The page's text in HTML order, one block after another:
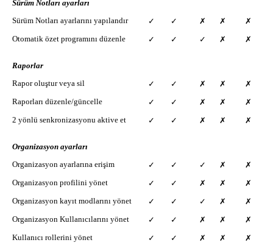
Sürüm Notları ayarları
Sürüm Notları ayarlarını yapılandır ✓ ✓ ✗ ✗ ✗
Otomatik özet programını düzenle ✓ ✓ ✓ ✗ ✗
Raporlar
Rapor oluştur veya sil ✓ ✓ ✗ ✗ ✗
Raporları düzenle/güncelle ✓ ✓ ✗ ✗ ✗
2 yönlü senkronizasyonu aktive et ✓ ✓ ✗ ✗ ✗
Organizasyon ayarları
Organizasyon ayarlarına erişim ✓ ✓ ✓ ✗ ✗
Organizasyon profilini yönet ✓ ✓ ✗ ✗ ✗
Organizasyon kayıt modlarını yönet ✓ ✓ ✓ ✗ ✗
Organizasyon Kullanıcılarını yönet ✓ ✓ ✗ ✗ ✗
Kullanıcı rollerini yönet ✓ ✓ ✗ ✗ ✗